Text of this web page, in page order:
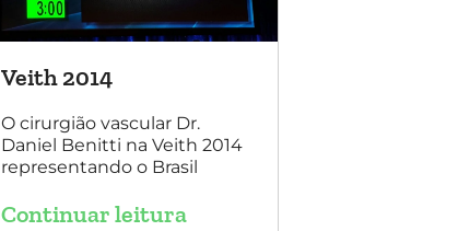
Veith 2014
O cirurgião vascular Dr.
Daniel Benitti na Veith 2014
representando o Brasil
Continuar leitura